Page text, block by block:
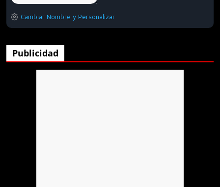
Anónimo135453
Cambiar Nombre y Personalizar
Publicidad